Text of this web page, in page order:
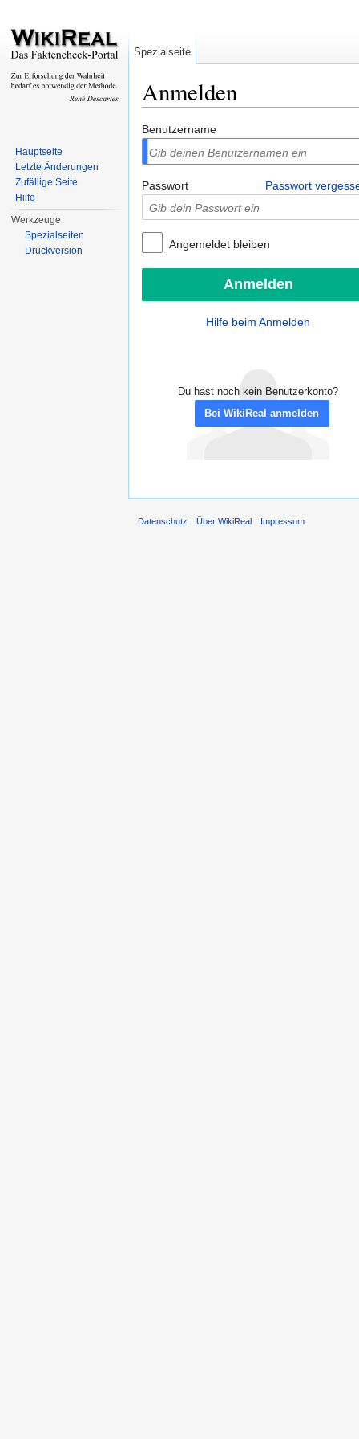
Anmelden
Benutzername
Passwort Passwort
Angemeldet bleiben
Hilfe beim Anmelden
Du hast noch kein Benutzerkonto?
Bei WikiReal anmelden
Spezialseite
Hauptseite
Letzte Änderungen
Zufällige Seite
Hilfe
Werkzeuge
Spezialseiten
Druckversion
Datenschutz Über WikiReal Impressum